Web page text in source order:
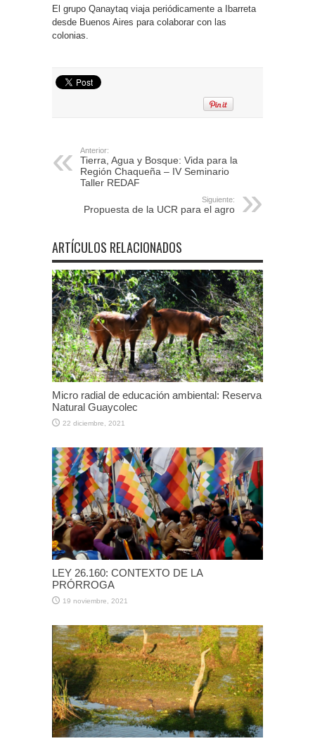
El grupo Qanaytaq viaja periódicamente a Ibarreta
desde Buenos Aires para colaborar con las
colonias.
Anterior:
Tierra, Agua y Bosque: Vida para la
Región Chaqueña – IV Seminario
Taller REDAF
Siguiente:
Propuesta de la UCR para el agro
ARTÍCULOS RELACIONADOS
Micro radial de educación ambiental: Reserva
Natural Guaycolec
22 diciembre, 2021
LEY 26.160: CONTEXTO DE LA
PRÓRROGA
19 noviembre, 2021